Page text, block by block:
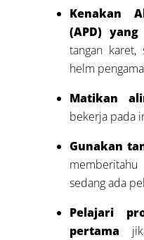
Kenakan
(APD)
tangan
helm
Matikan
bekerja pada
Gunakan
sedang ada
Pelajari
pertama